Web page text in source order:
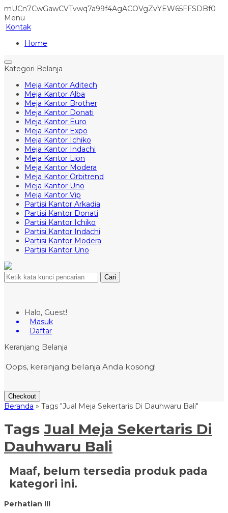
mUCn7CwGawCVTvwq7a99f4AgACOVgZvYEW65FFSDBf0
Menu
Kontak
Home
Kategori Belanja
Meja Kantor Aditech
Meja Kantor Alba
Meja Kantor Brother
Meja Kantor Donati
Meja Kantor Euro
Meja Kantor Expo
Meja Kantor Ichiko
Meja Kantor Indachi
Meja Kantor Lion
Meja Kantor Modera
Meja Kantor Orbitrend
Meja Kantor Uno
Meja Kantor Vip
Partisi Kantor Arkadia
Partisi Kantor Donati
Partisi Kantor Ichiko
Partisi Kantor Indachi
Partisi Kantor Modera
Partisi Kantor Uno
Cari
Halo, Guest!
Masuk
Daftar
Keranjang Belanja
Oops, keranjang belanja Anda kosong!
Checkout
Beranda » Tags "Jual Meja Sekertaris Di Dauhwaru Bali"
Tags Jual Meja Sekertaris Di
Dauhwaru Bali
Maaf, belum tersedia produk pada
kategori ini.
Perhatian !!!